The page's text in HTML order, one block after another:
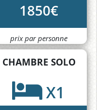
1850€
prix par personne
CHAMBRE SOLO
X1